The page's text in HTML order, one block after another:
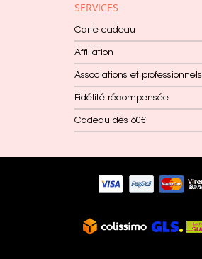
SERVICES
Carte cadeau
Affiliation
Associations et professionnels
Fidélité récompensée
Cadeau dès 60€